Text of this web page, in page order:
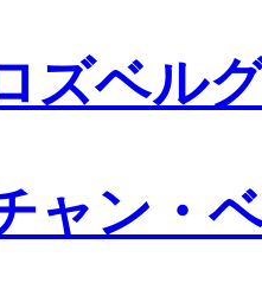
ズベル
ャン・